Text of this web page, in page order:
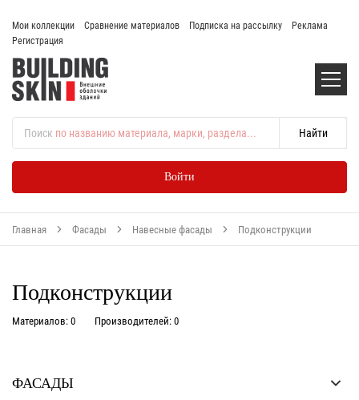
Мои коллекции Сравнение материалов Подписка на рассылку
Реклама
Регистрация
Поиск по названию материала, марки, раздела...
Войти
Главная Фасады Навесные фасады Подконструкции
Подконструкции
Материалов: 0 Производителей: 0
ФАСАДЫ